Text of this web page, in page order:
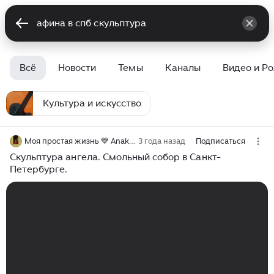
Всё Новости Темы Каналы Видео и
Культура и искусство
Моя простая жизнь 💙 Anaks from Питер 3 года назад Подписаться
Скульптура ангела. Смольный собор в Санкт-
Петербурге.